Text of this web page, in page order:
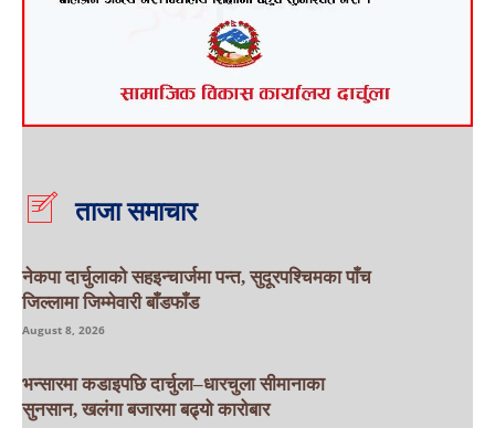
ताजा समाचार
नेकपा दार्चुलाको सहइन्चार्जमा पन्त, सुदूरपश्चिमका पाँच
जिल्लामा जिम्मेवारी बाँडफाँड
August 8, 2026
भन्सारमा कडाइपछि दार्चुला–धारचुला सीमानाका
सुनसान, खलंगा बजारमा बढ्यो कारोबार